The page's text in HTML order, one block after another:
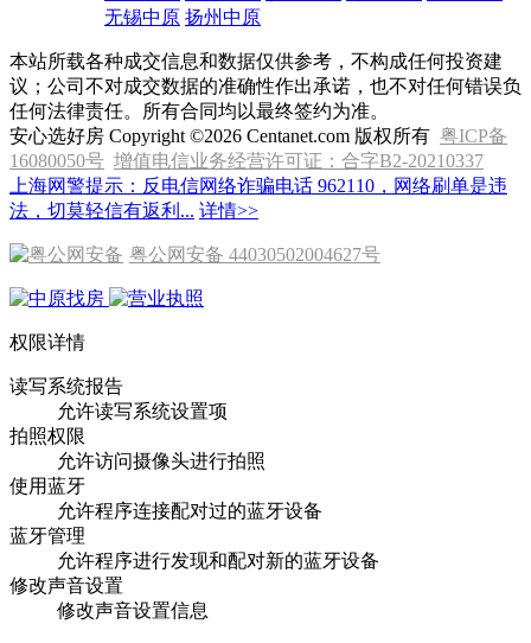
安心找房在中原
有房要租售
立即委托 >
房源管理随时看
我的中原 >
更多体验好服务
下载中原找房APP >
二手房
周边生活配套
想对本小区有进一步了解?赶紧咨询小区专家为您综合解答
最新房源 网站地图 关于我们 招聘专区
热门城市 相关信息 小区检索
香港中原 天津中原 北京中原 上海中原
深圳中原
长沙中原 惠州中原